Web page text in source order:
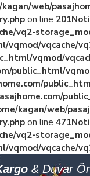
web/
on line 201
vq2-
vqmod/
vqmod/
public_html/
kagan/web/
on line 471
vq2-
vqmod/
& Duvar